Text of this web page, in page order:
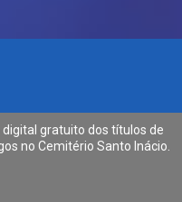
gratuito dos títulos de
no Cemitério Santo Inácio.